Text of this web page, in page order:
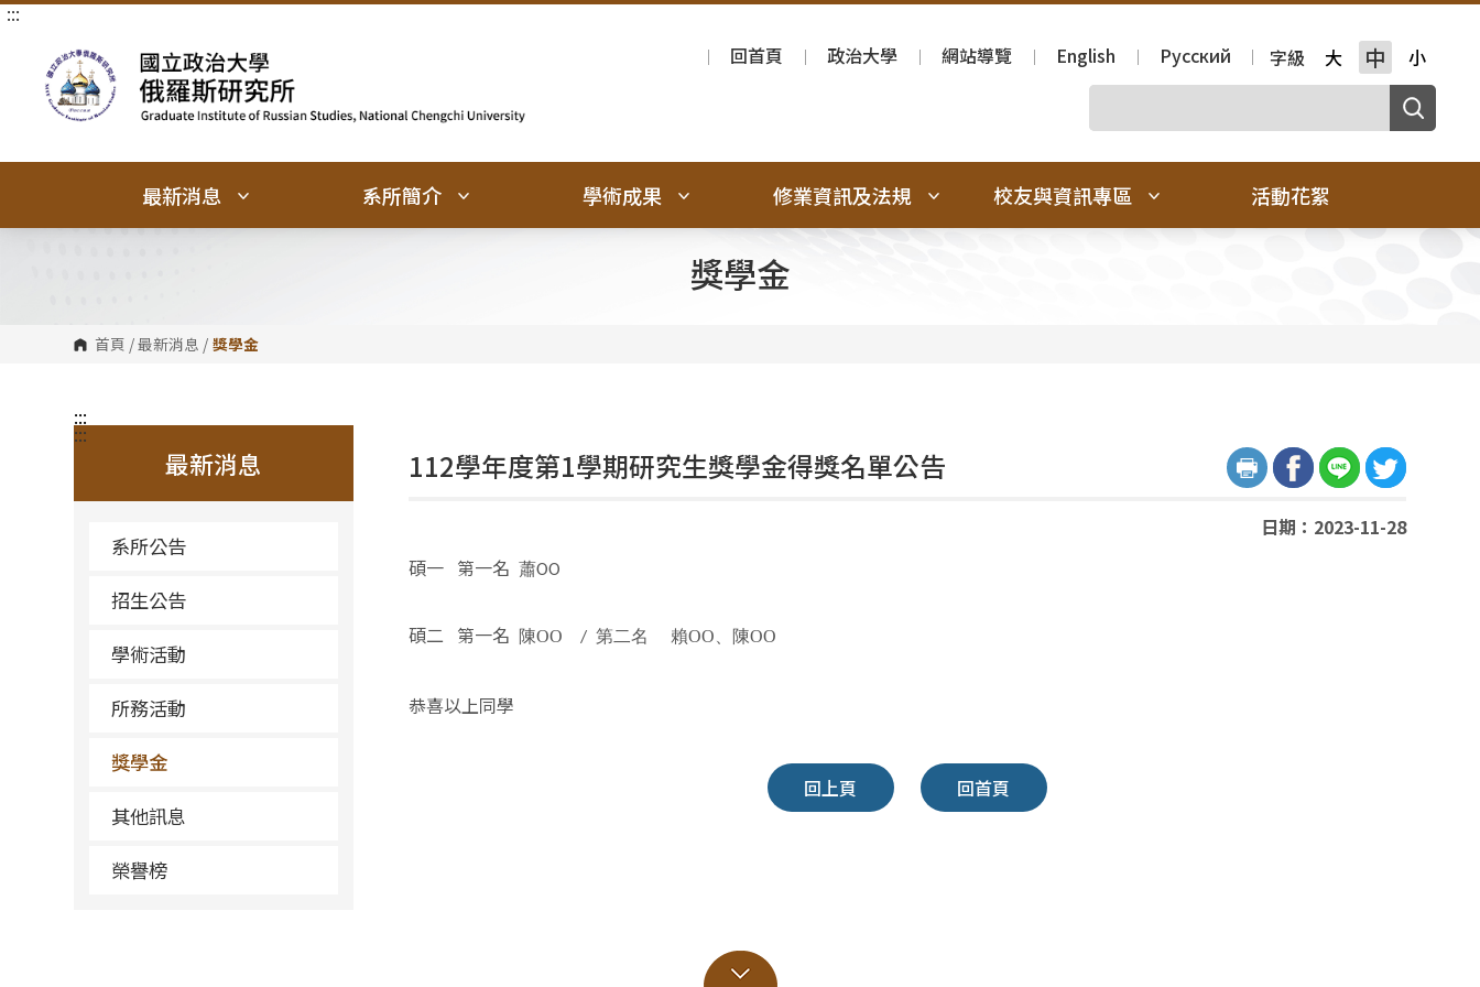
跳
跳
:::
回首頁
政治大學 網站導覽 English Русский 字級 大 中 小
最新消息 系所簡介 學術成果 修業資訊及法規 校友與資訊專區 活動花絮
獎學金
首頁 /最新消息 / 獎學金
:::
最新消息
系所公告
招生公告
學術活動
所務活動
獎學金
其他訊息
榮譽榜
:::
112學年度第1學期研究生獎學金得獎名單公告
日期：2023-11-28
碩一 第一名 蕭OO
碩二 第一名 陳OO /第二名 賴OO 、陳OO
恭喜以上同學
回上頁 回首頁